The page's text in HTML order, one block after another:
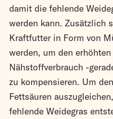
damit die fehlende
werden kann. Zusätzlich
Kraftfutter in Form von
werden, um den
Nähstoffverbrauch -
zu kompensieren. Um
Fettsäuren
fehlende Weidegras